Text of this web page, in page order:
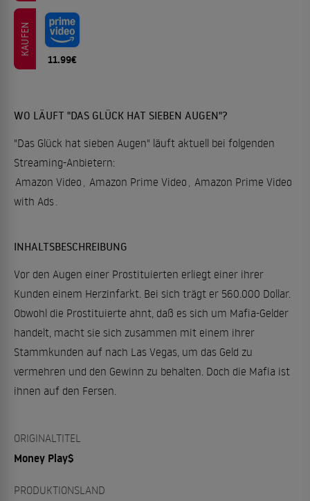
KAUFEN
11.99€
WO LÄUFT "DAS GLÜCK HAT SIEBEN AUGEN"?
"Das Glück hat sieben Augen" läuft aktuell bei folgenden
Streaming-Anbietern:
Amazon Video
Amazon Prime Video
Amazon Prime Video
with Ads
INHALTSBESCHREIBUNG
Vor den Augen einer Prostituierten erliegt einer ihrer
Kunden einem Herzinfarkt. Bei sich trägt er 560.000 Dollar.
Obwohl die Prostituierte ahnt, daß es sich um Mafia-Gelder
handelt, macht sie sich zusammen mit einem ihrer
Stammkunden auf nach Las Vegas, um das Geld zu
vermehren und den Gewinn zu behalten. Doch die Mafia ist
ihnen auf den Fersen.
ORIGINALTITEL
Money Play$
PRODUKTIONSLAND